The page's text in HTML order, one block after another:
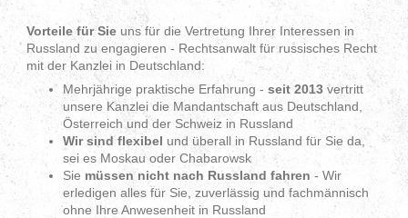
Vorteile für Sie uns für die Vertretung Ihrer Interessen in
Russland zu engagieren - Rechtsanwalt für russisches Recht
mit der Kanzlei in Deutschland:
Mehrjährige praktische Erfahrung - seit 2013 vertritt
unsere Kanzlei die Mandantschaft aus Deutschland,
Österreich und der Schweiz in Russland
Wir sind flexibel und überall in Russland für Sie da,
sei es Moskau oder Chabarowsk
Sie müssen nicht nach Russland fahren - Wir
erledigen alles für Sie, zuverlässig und fachmännisch
ohne Ihre Anwesenheit in Russland